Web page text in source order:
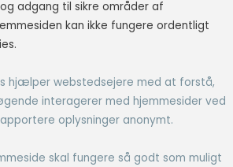
adgang til sikre områder af
kan ikke fungere ordentligt
hjælper webstedsejere med at forstå,
interagerer med hjemmesider ved
oplysninger anonymt.
skal fungere så godt som muligt